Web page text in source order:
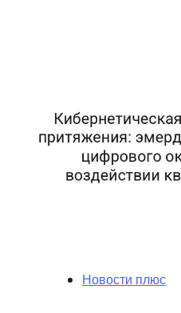
Новости плюс